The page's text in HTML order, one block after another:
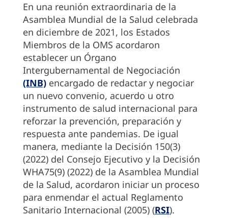
En una reunión extraordinaria de la
Asamblea Mundial de la Salud celebrada
en diciembre de 2021, los Estados
Miembros de la OMS acordaron
establecer un Órgano
Intergubernamental de Negociación
(INB) encargado de redactar y negociar
un nuevo convenio, acuerdo u otro
instrumento de salud internacional para
reforzar la prevención, preparación y
respuesta ante pandemias. De igual
manera, mediante la Decisión 150(3)
(2022) del Consejo Ejecutivo y la Decisión
WHA75(9) (2022) de la Asamblea Mundial
de la Salud, acordaron iniciar un proceso
para enmendar el actual Reglamento
Sanitario Internacional (2005) (RSI).